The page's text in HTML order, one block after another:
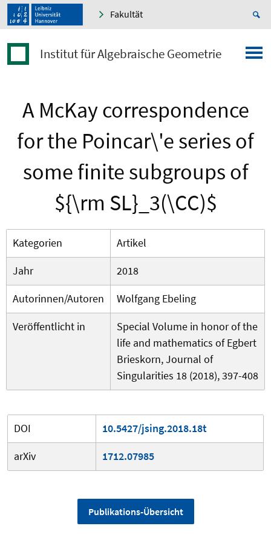
Fakultät
Institut für Algebraische Geometrie
A McKay correspondence
for the Poincar\'e series of
some finite subgroups of
${\rm SL}_3(\CC)$
Kategorien
Artikel
Jahr
2018
Autorinnen/Autoren
Wolfgang Ebeling
Veröffentlicht in
Special Volume in honor of the
life and mathematics of Egbert
Brieskorn, Journal of
Singularities 18 (2018), 397-408
DOI
10.5427/jsing.2018.18t
arXiv
1712.07985
Publikations-Übersicht